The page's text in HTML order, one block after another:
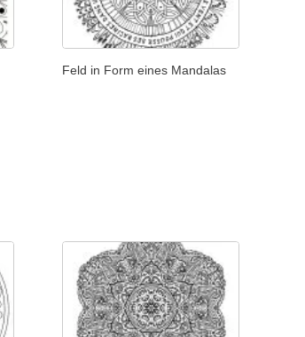
Feld in Form eines Mandalas